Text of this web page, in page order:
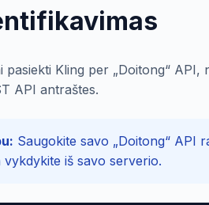
pasiekti Kling per „Doitong“ API,
API antraštes.
Saugokite savo „Doitong“ API
vykdykite iš savo serverio.